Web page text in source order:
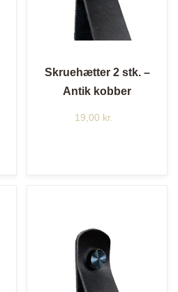
Skruehætter 2 stk. –
Antik kobber
19,00 kr.